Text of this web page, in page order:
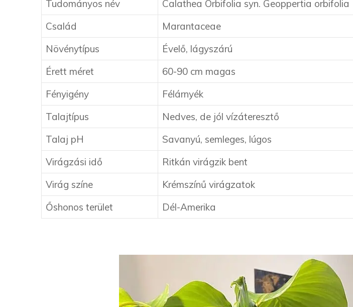
Tudományos név
Calathea Orbifolia syn. Geoppertia orbifolia
Család
Marantaceae
Növénytípus
Évelő, lágyszárú
Érett méret
60-90 cm magas
Fényigény
Félárnyék
Talajtípus
Nedves, de jól vízáteresztő
Talaj pH
Savanyú, semleges, lúgos
Virágzási idő
Ritkán virágzik bent
Virág színe
Krémszínű virágzatok
Őshonos terület
Dél-Amerika